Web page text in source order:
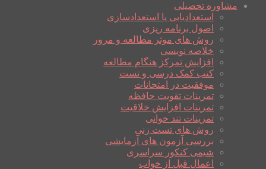
مشاوره تحصیلی
استعدادیابی یا استعدادسازی
اصول برنامه ریزی
روش های موثر مطالعه و مرور
خلاصه نویسی
افزایش تمرکز هنگام مطالعه
کتب کمک درسی و تست
موفقیت در امتحانات
تمرینات تقویت حافظه
تمرینات افزایش خلاقیت
تمرینات تند خوانی
روش های تست زنی
بررسی آزمون های آزمایشی
شیمی کنکور سراسری
اعمال قبل از خواب